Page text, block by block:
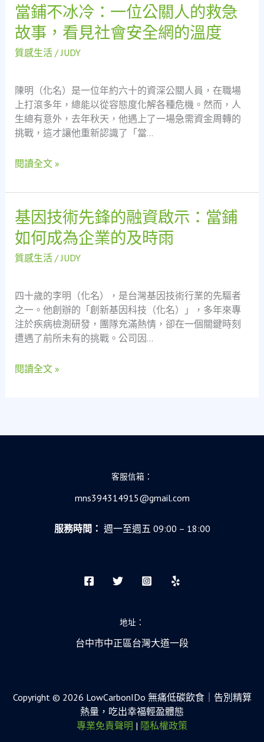
如
何
成
為
會
安
全
網
當鋪不冰冷：一位公關人的救急
故事，看見社會安全網的溫度
質感生活/JUDY
陳明（化名）是一位年約六十的資深公關人員，在職場
上打滾多年，總能以從容態度化解各種危機。然而，人
生總有意外，去年秋天，他遇上了一場急需資金周轉的
挑戰，這才讓他重新認識了「當…
當
鋪
不
冰
位
公
關
人
救
故
事，
看
見
社
會
全
網
的
溫
閱讀全文 »
基因技術先鋒的融資啟示：當鋪
如何成為企業的及時雨
質感生活/JUDY
四十歲的李明（化名），是台灣基因技術行業的先驅者
之一。他創辦的「創新基因科技（化名）」，多年來專
注於疾病檢測研發，團隊充滿熱情，卻在一個關鍵時刻
遭遇了前所未有的挑戰。公司因…
基
因
技
術
的
融
資
啟
當
閱讀全文 »
客服信箱：
mns394314915@gmail.com
服務時間： 週一至週五 09:00 – 18:00
地址：
台中市中正區台灣大道一段
Copyright © 2026 LowCarbonIDo 無痛低碳飲食｜告別精算
熱量，吃出幸福輕盈體態
專業免責聲明 | 隱私權政策